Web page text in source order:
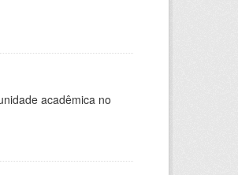
acadêmica no